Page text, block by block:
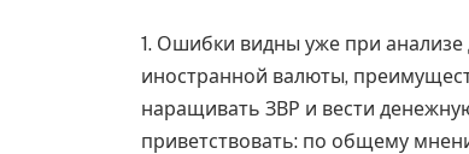
1. Ошибки видны уже при анализе
иностранной валюты,
наращивать ЗВР и вести
приветствовать: по общему